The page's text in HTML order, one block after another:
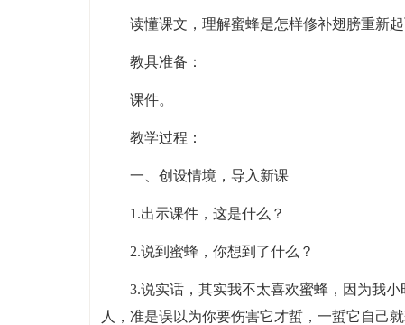
读懂课文，理解蜜蜂是怎样修补翅膀重新起
教具准备：
课件。
教学过程：
一、创设情境，导入新课
1.出示课件，这是什么？
2.说到蜜蜂，你想到了什么？
3.说实话，其实我不太喜欢蜜蜂，因为我
人，准是误以为你要伤害它才蜇，一蜇它自己